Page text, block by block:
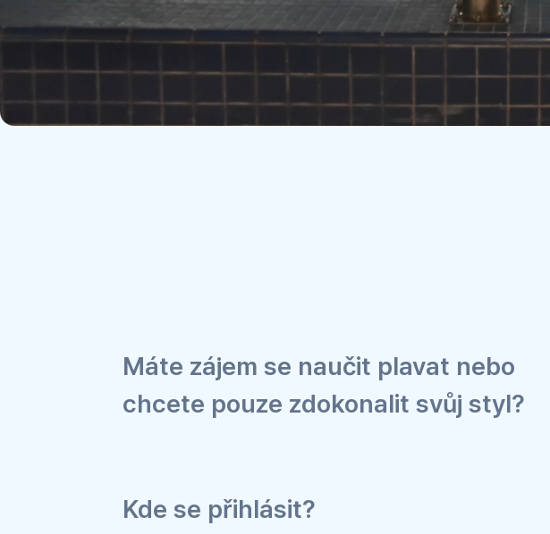
Máte zájem se naučit plavat nebo
chcete pouze zdokonalit svůj styl?
Kde se přihlásit?